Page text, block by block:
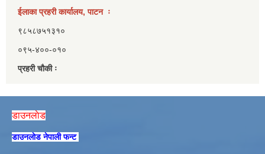
ईलाका प्रहरी कार्यालय, पाटन ः
९८५८७५१३१०
०९५-४००-०१०
प्रहरी चौकी ः
डाउनलाेड
डाउनलाेड नेपाली फन्ट